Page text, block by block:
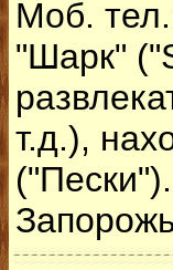
Моб.
"Шарк"
т.д.),